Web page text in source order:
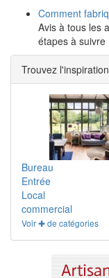
Comment
Avis à tous les
étapes à
Trouvez
Bureau
Entrée
Local
commercial
Voir ✚ de catégories